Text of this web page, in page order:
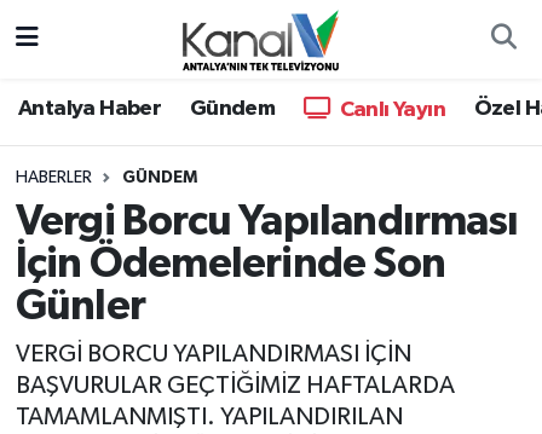
Antalya Haber Gündem Canlı Yayın Özel
HABERLER GÜNDEM
Vergi Borcu Yapılandırması
İçin Ödemelerinde Son
Günler
VERGİ BORCU YAPILANDIRMASI İÇİN
BAŞVURULAR GEÇTİĞİMİZ HAFTALARDA
TAMAMLANMIŞTI. YAPILANDIRILAN
Antalya Haber
Dünya
Eğitim
Ekonomi
Gündem
Hava Durumu
Trafik Durumu
Süper Lig Puan Durumu ve Fikstür
Tüm Manşetler
Son Dakika Haberleri